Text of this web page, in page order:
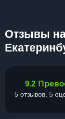
Отзывы на
9.2
5 отзывов, 5